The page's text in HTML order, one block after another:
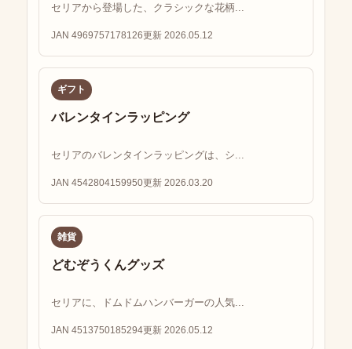
セリアから登場した、クラシックな花柄...
JAN 4969757178126更新 2026.05.12
ギフト
バレンタインラッピング
セリアのバレンタインラッピングは、シ...
JAN 4542804159950更新 2026.03.20
雑貨
どむぞうくんグッズ
セリアに、ドムドムハンバーガーの人気...
JAN 4513750185294更新 2026.05.12